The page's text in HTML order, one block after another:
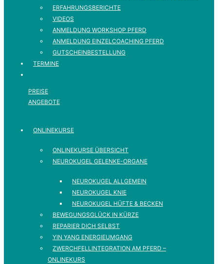
ERFAHRUNGSBERICHTE
VIDEOS
ANMELDUNG WORKSHOP PFERD
ANMELDUNG EINZELCOACHING PFERD
GUTSCHEINBESTELLUNG
TERMINE
PREISE
ANGEBOTE
ONLINEKURSE
ONLINEKURSE ÜBERSICHT
NEUROKUGEL GELENKE-ORGANE
NEUROKUGEL ALLGEMEIN
NEUROKUGEL KNIE
NEUROKUGEL HÜFTE & BECKEN
BEWEGUNGSGLÜCK IN KÜRZE
REPARIER DICH SELBST
YIN YANG ENERGIEUMGANG
ZWERCHFELLINTEGRATION AM PFERD –
ONLINEKURS